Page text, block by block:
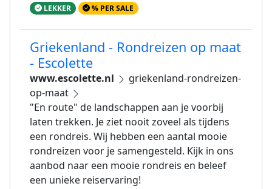
LEKKER % PER SALE
Griekenland - Rondreizen op maat
- Escolette
www.escolette.nl
griekenland-rondreizen-
op-maat
"En route" de landschappen aan je voorbij
laten trekken. Je ziet nooit zoveel als tijdens
een rondreis. Wij hebben een aantal mooie
rondreizen voor je samengesteld. Kijk in ons
aanbod naar een mooie rondreis en beleef
een unieke reiservaring!